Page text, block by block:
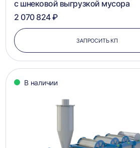
с шнековой выгрузкой мусора
2 070 824 ₽
ЗАПРОСИТЬ КП
В наличии